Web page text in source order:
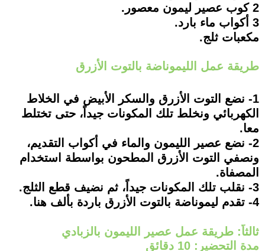
2 كوب عصير ليمون معصور.
3 أكواب ماء بارد.
مكعبات ثلج.
طريقة عمل الليموناضة بالتوت الأزرق
1- نضع التوت الأزرق والسكر الأبيض في الخلاط
الكهربائي ونخلط تلك المكونات جيداً، حتى تختلط
معا.
2- نضع عصير الليمون والماء في أكواب التقديم،
ونصفي التوت الأزرق المطحون بواسطة استخدام
المصفاة.
3- نقلب تلك المكونات جيداً، ثم نضيف قطع الثلج.
4- تقدم ليموناضة بالتوت الأزرق باردة بألف هنا.
ثالثاً: طريقة عمل عصير الليمون بالزبادي
مدة التحضير: 10 دقائق